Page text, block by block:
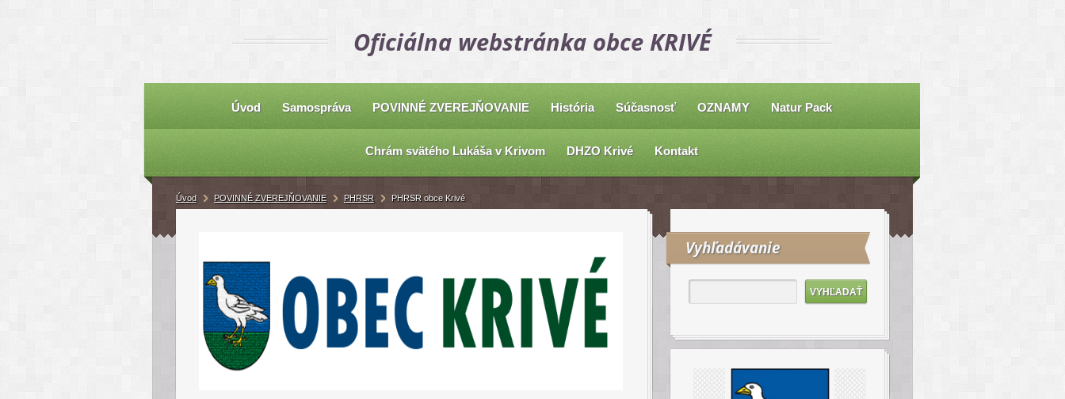
Oficiálna webstránka obce KRIVÉ
Úvod Samospráva POVINNÉ ZVEREJŇOVANIE História Súčasnosť OZNAMY Natur Pack
Chrám svätého Lukáša v Krivom DHZO Krivé Kontakt
Vyhľadávanie
Úvod POVINNÉ ZVEREJŇOVANIE PHRSR PHRSR obce Krivé